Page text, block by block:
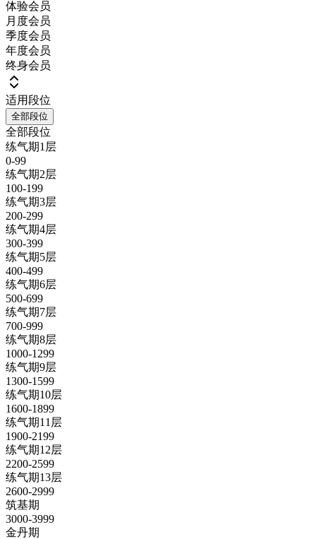
体验会员
月度会员
季度会员
年度会员
终身会员
适用段位
全部段位
全部段位
练气期1层
0-99
练气期2层
100-199
练气期3层
200-299
练气期4层
300-399
练气期5层
400-499
练气期6层
500-699
练气期7层
700-999
练气期8层
1000-1299
练气期9层
1300-1599
练气期10层
1600-1899
练气期11层
1900-2199
练气期12层
2200-2599
练气期13层
2600-2999
筑基期
3000-3999
金丹期